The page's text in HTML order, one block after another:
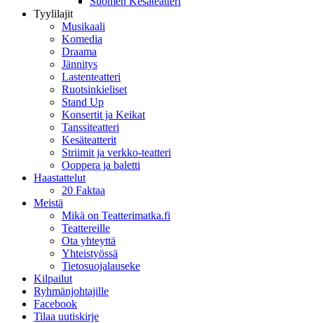
Tyylilajit
Musikaali
Komedia
Draama
Jännitys
Lastenteatteri
Ruotsinkieliset
Stand Up
Konsertit ja Keikat
Tanssiteatteri
Kesäteatterit
Striimit ja verkko-teatteri
Ooppera ja baletti
Haastattelut
20 Faktaa
Meistä
Mikä on Teatterimatka.fi
Teattereille
Ota yhteyttä
Yhteistyössä
Tietosuojalauseke
Kilpailut
Ryhmänjohtajille
Facebook
Tilaa uutiskirje